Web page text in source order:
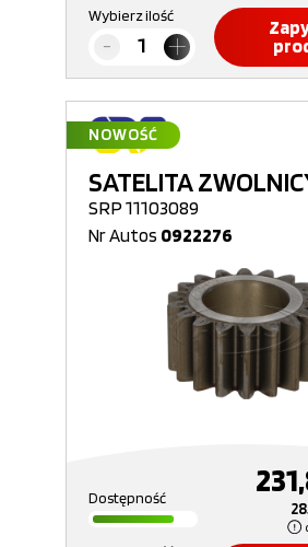
Wybierz ilość
NOWOŚĆ
SATELITA
SRP 11103089
Nr Autos 0922276
Dostępność